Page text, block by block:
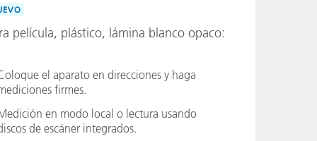
película, plástico, lámina blanco opaco:
el aparato en direcciones y haga
firmes.
en modo local o lectura usando
de escáner integrados.